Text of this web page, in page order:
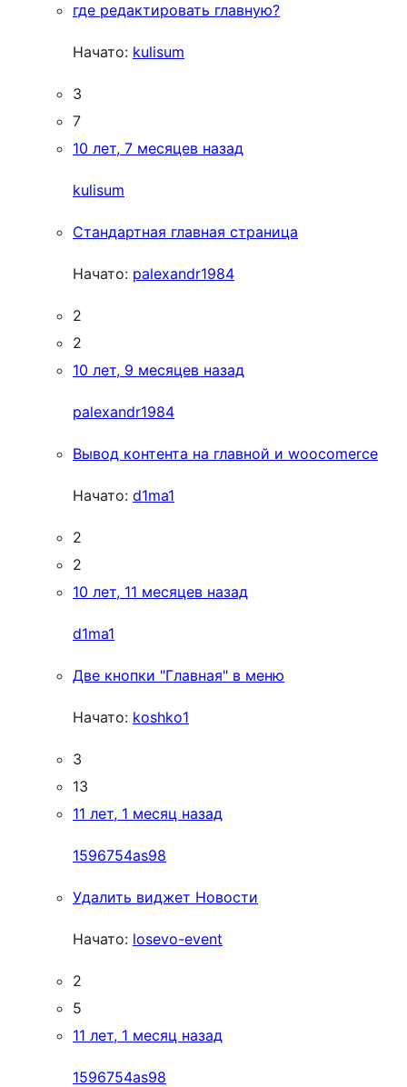
где редактировать главную?
Начато: kulisum
3
7
10 лет, 7 месяцев назад
kulisum
Стандартная главная страница
Начато: palexandr1984
2
2
10 лет, 9 месяцев назад
palexandr1984
Вывод контента на главной и woocomerce
Начато: d1ma1
2
2
10 лет, 11 месяцев назад
d1ma1
Две кнопки "Главная" в меню
Начато: koshko1
3
13
11 лет, 1 месяц назад
1596754as98
Удалить виджет Новости
Начато: losevo-event
2
5
11 лет, 1 месяц назад
1596754as98